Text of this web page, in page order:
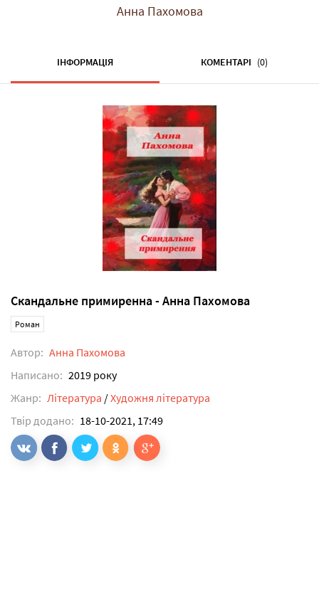
Анна Пахомова
ІНФОРМАЦІЯ КОМЕНТАРІ (0)
Скандальне примиренна - Анна Пахомова
Роман
Автор: Анна Пахомова
Написано: 2019 року
Жанр: Література /Художня література
Твір додано: 18-10-2021, 17:49